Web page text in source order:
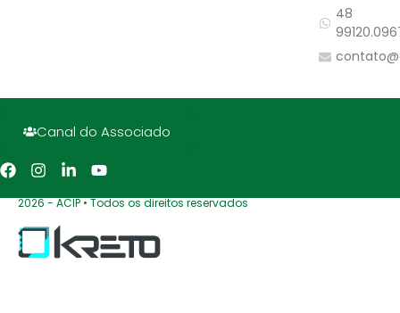
48
Canal do Associado
2026 - ACIP • Todos os direitos reservados